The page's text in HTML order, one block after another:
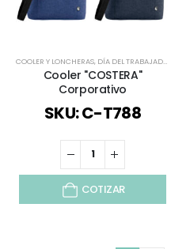
COOLER Y LONCHERAS, DÍA DEL TRABAJADOR
Cooler "COSTERA"
Corporativo
SKU: C-T788
COTIZAR